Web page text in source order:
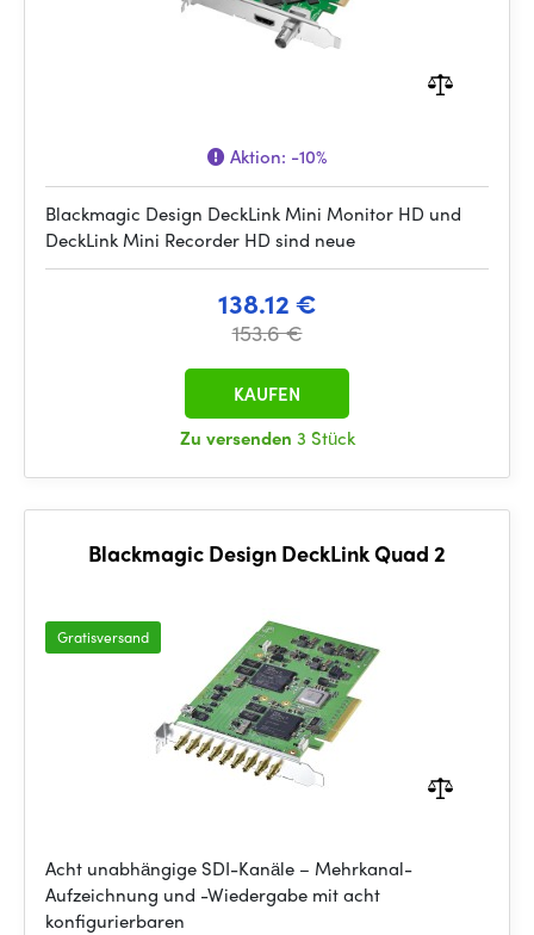
Aktion: -10%
Blackmagic Design DeckLink Mini Monitor HD und
DeckLink Mini Recorder HD sind neue
138.12 €
153.6 €
Zu versenden 3 Stück
KAUFEN
Blackmagic Design DeckLink Quad 2
Gratisversand
Acht unabhängige SDI-Kanäle – Mehrkanal-
Aufzeichnung und -Wiedergabe mit acht
konfigurierbaren